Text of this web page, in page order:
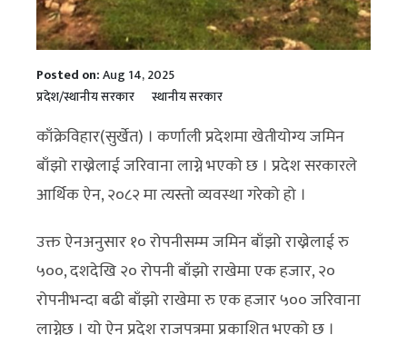
Posted on:Aug 14, 2025
प्रदेश/स्थानीय सरकार
स्थानीय सरकार
काँक्रेविहार(सुर्खेत) । कर्णाली प्रदेशमा खेतीयोग्य जमिन
बाँझो राख्नेलाई जरिवाना लाग्ने भएको छ । प्रदेश सरकारले
आर्थिक ऐन, २०८२ मा त्यस्तो व्यवस्था गरेको हो ।
उक्त ऐनअनुसार १० रोपनीसम्म जमिन बाँझो राख्नेलाई रु
५००, दशदेखि २० रोपनी बाँझो राखेमा एक हजार, २०
रोपनीभन्दा बढी बाँझो राखेमा रु एक हजार ५०० जरिवाना
लाग्नेछ । यो ऐन प्रदेश राजपत्रमा प्रकाशित भएको छ ।